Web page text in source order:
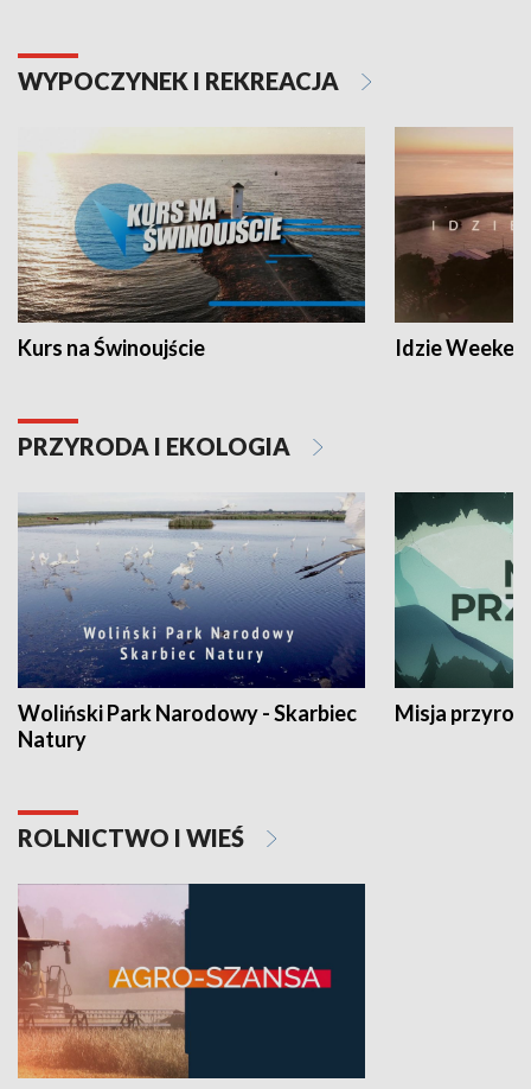
WYPOCZYNEK I REKREACJA
Kurs na Świnoujście Idzie
PRZYRODA I EKOLOGIA
Woliński Park Narodowy - Skarbiec
Natury
Misja
ROLNICTWO I WIEŚ